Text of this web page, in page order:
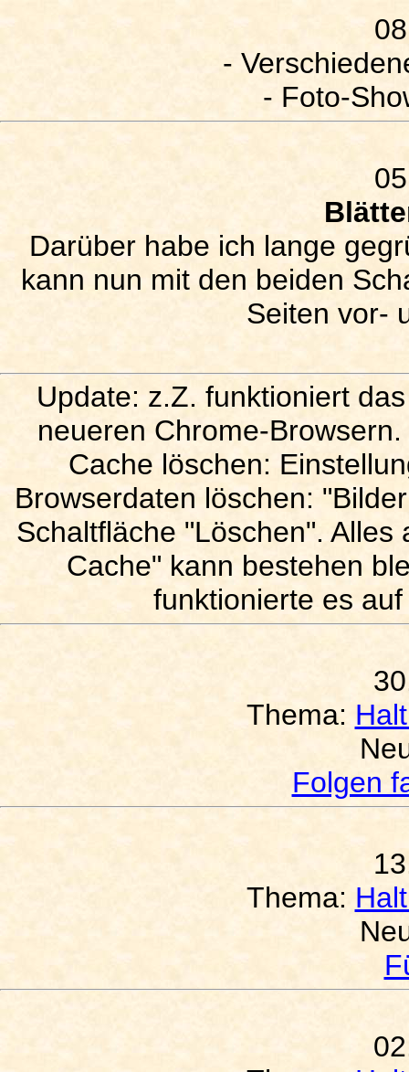
-
- Foto-
Darüber habe ich lange
kann nun mit den beiden
Seiten vor-
Update: z.Z. funktioniert
neueren Chrome-
Cache löschen:
Browserdaten löschen:
Schaltfläche "Löschen".
Cache" kann bestehen
funktionierte es
Thema:
Folgen
Thema: